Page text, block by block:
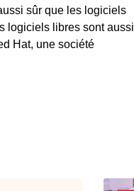
sûr que les logiciels
logiciels libres sont aussi
Hat, une société